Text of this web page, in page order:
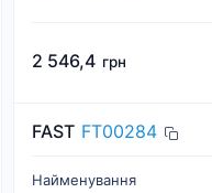
2 546,4 грн
FAST FT00284
Найменування